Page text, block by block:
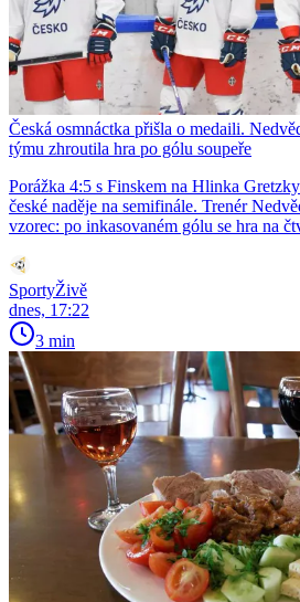
Česká osmnáctka přišla o medaili.
týmu zhroutila hra po gólu soupeře
Porážka 4:5 s Finskem na Hlinka
české naděje na semifinále. Trenér
vzorec: po inkasovaném gólu se hra na
SportyŽivě
dnes, 17:22
3 min